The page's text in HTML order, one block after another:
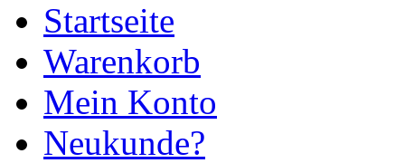
Startseite
Warenkorb
Mein Konto
Neukunde?